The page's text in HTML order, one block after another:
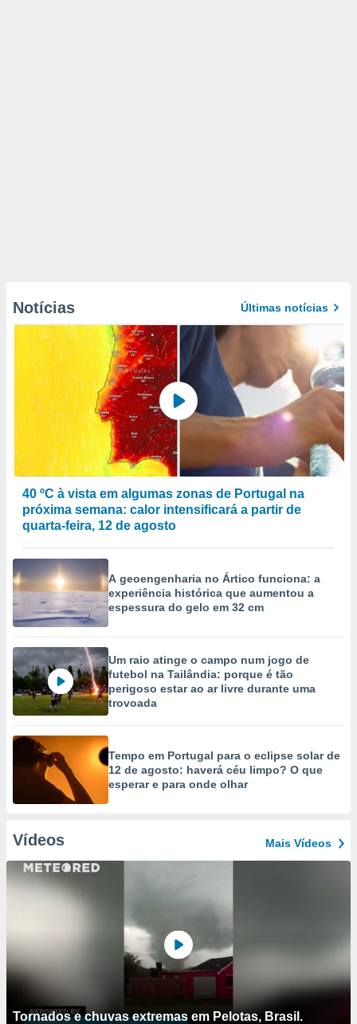
Notícias Últimas notícias
40 ºC à vista em algumas zonas de Portugal na
próxima semana: calor intensificará a partir de
quarta-feira, 12 de agosto
A geoengenharia no Ártico funciona: a
experiência histórica que aumentou a
espessura do gelo em 32 cm
Um raio atinge o campo num jogo de
futebol na Tailândia: porque é tão
perigoso estar ao ar livre durante uma
trovoada
Tempo em Portugal para o eclipse solar de
12 de agosto: haverá céu limpo? O que
esperar e para onde olhar
Vídeos Mais Vídeos
Tornados e chuvas extremas em Pelotas, Brasil.